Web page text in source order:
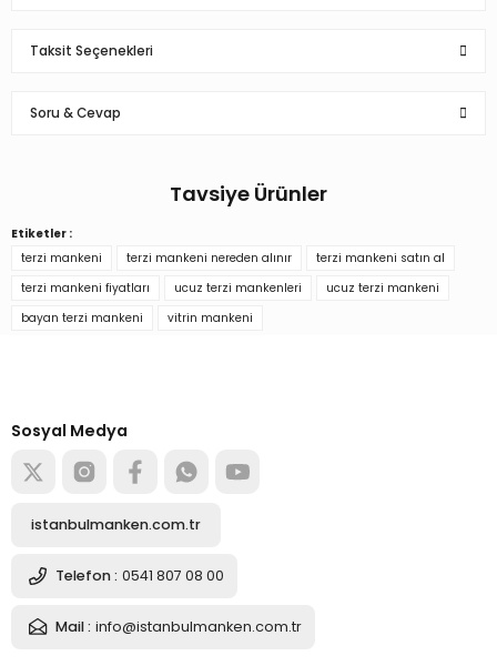
Bayan vitrin amaçlı terzi mankeni vitrin
Son zamanlarda gördüğüm en Manken tasarımı gerçekten
Yorum Yaz
Taksit Seçenekleri
Soru & Cevap
Ürün hakkında henüz soru sorulmamış.
Soru Sor
Tavsiye Ürünler
3.724,89 TL
3.724,89 TL
Etiketler :
terzi mankeni
terzi mankeni nereden alınır
terzi mankeni satın al
terzi mankeni fiyatları
ucuz terzi mankenleri
ucuz terzi mankeni
bayan terzi mankeni
vitrin mankeni
Sosyal Medya
istanbulmanken.com.tr
Telefon : 0541 807 08 00
Mail : info@istanbulmanken.com.tr